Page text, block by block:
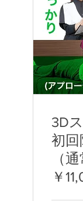
3D
初
（
￥